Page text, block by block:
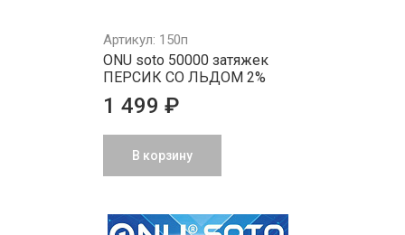
Артикул: 150п
ONU soto 50000 затяжек
ПЕРСИК СО ЛЬДОМ 2%
1 499 ₽
В корзину